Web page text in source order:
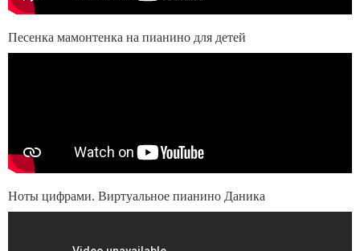
Песенка мамонтенка на пианино для детей
Ноты цифрами. Виртуальное пианино Даника